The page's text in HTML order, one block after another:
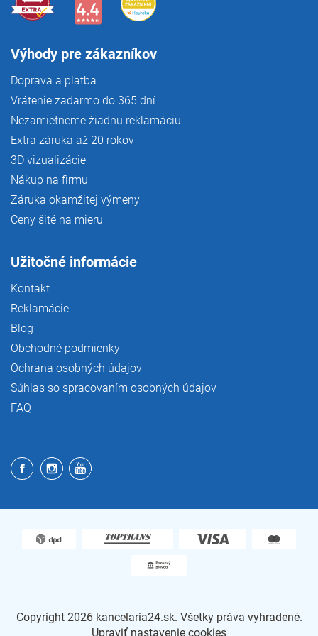
Výhody pre zákazníkov
Doprava a platba
Vrátenie zadarmo do 365 dní
Nezamietneme žiadnu reklamáciu
Extra záruka až 20 rokov
3D vizualizácie
Nákup na firmu
Záruka okamžitej výmeny
Ceny šité na mieru
Užitočné informácie
Kontakt
Reklamácie
Blog
Obchodné podmienky
Ochrana osobných údajov
Súhlas so spracovaním osobných údajov
FAQ
Copyright 2026 kancelaria24.sk. Všetky práva vyhradené.
Upraviť nastavenie cookies